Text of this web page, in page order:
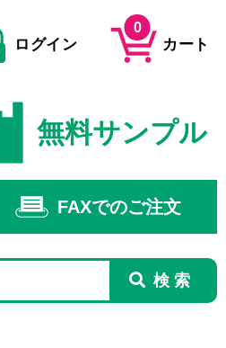
ログイン
0
カート
無料サンプル
FAXでのご注文